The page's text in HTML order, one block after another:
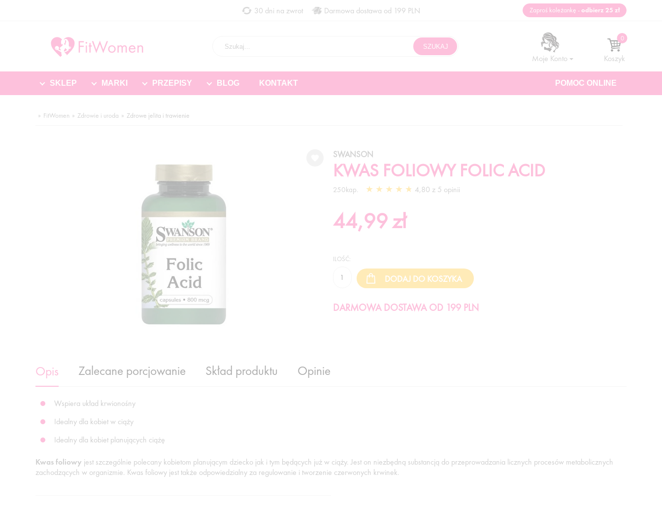
30 dni na zwrot Darmowa dostawa od 199 PLN
Koszyk
Moje Konto
SKLEP MARKI PRZEPISY BLOG KONTAKT POMOC ONLINE
Zaproś koleżankę -odbierz 25 zł
FitWomen Zdrowie i uroda Zdrowe jelita i trawienie
KWAS FOLIOWY FOLIC ACID
SWANSON
250kap. 4,80 z 5 opinii
44,99zł
ILOŚĆ:
DARMOWA DOSTAWA OD 199 PLN
Opis Zalecane porcjowanie Skład produktu Opinie
Wspiera układ krwionośny
Idealny dla kobiet w ciąży
Idealny dla kobiet planujących ciążę
Kwas foliowy jest szczególnie polecany kobietom planującym dziecko jak i tym będących już w ciąży. Jest on niezbędną substancją do przeprowadzania licznych procesów metabolicznych
zachodzących w organizmie. Kwas foliowy jest także odpowiedzialny za regulowanie i tworzenie czerwonych krwinek.